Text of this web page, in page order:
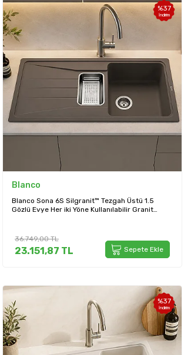
%37
İndirim
Blanco
Blanco Sona 6S Silgranit™ Tezgah Üstü 1.5
Gözlü Evye Her iki Yöne Kullanılabilir Granit
36.749,00TL
23.151,87 TL Sepete Ekle
%37
İndirim